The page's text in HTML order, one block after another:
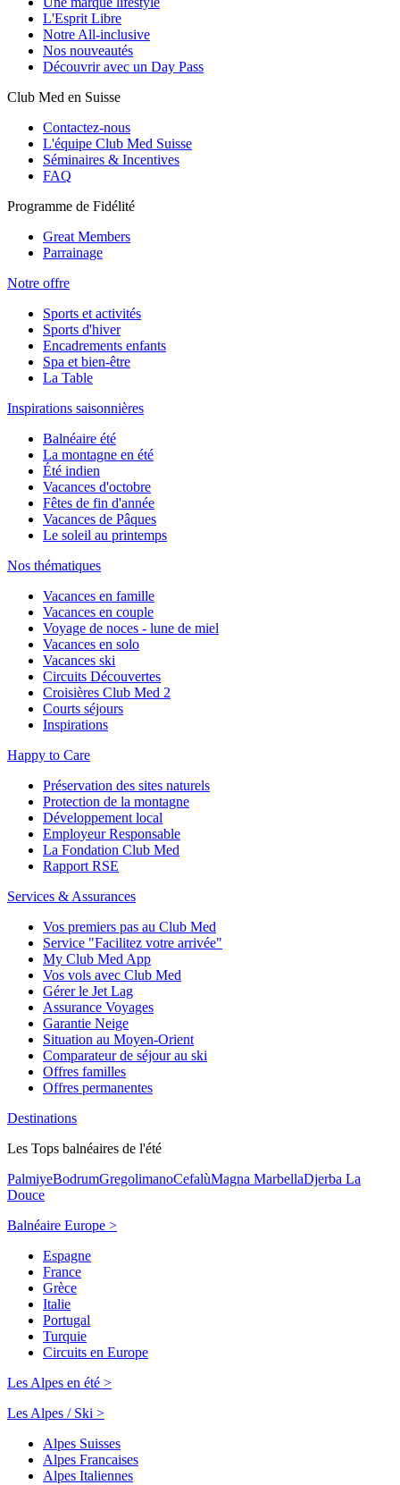
L'Esprit Libre
Notre All-inclusive
Nos nouveautés
Découvrir avec un Day Pass
Club Med en Suisse
Contactez-nous
L'équipe Club Med Suisse
Séminaires & Incentives
FAQ
Programme de Fidélité
Great Members
Parrainage
Notre offre
Sports et activités
Sports d'hiver
Encadrements enfants
Spa et bien-être
La Table
Inspirations saisonnières
Balnéaire été
La montagne en été
Été indien
Vacances d'octobre
Fêtes de fin d'année
Vacances de Pâques
Le soleil au printemps
Nos thématiques
Vacances en famille
Vacances en couple
Voyage de noces - lune de miel
Vacances en solo
Vacances ski
Circuits Découvertes
Croisières Club Med 2
Courts séjours
Inspirations
Happy to Care
Préservation des sites naturels
Protection de la montagne
Développement local
Employeur Responsable
La Fondation Club Med
Rapport RSE
Services & Assurances
Vos premiers pas au Club Med
Service "Facilitez votre arrivée"
My Club Med App
Vos vols avec Club Med
Gérer le Jet Lag
Assurance Voyages
Garantie Neige
Situation au Moyen-Orient
Comparateur de séjour au ski
Offres familles
Offres permanentes
Destinations
Les Tops balnéaires de l'été
PalmiyeBodrumGregolimanoCefalùMagna MarbellaDjerba La
Douce
Balnéaire Europe >
Espagne
France
Grèce
Italie
Portugal
Turquie
Circuits en Europe
Les Alpes en été >
Les Alpes / Ski >
Alpes Suisses
Alpes Francaises
Alpes Italiennes